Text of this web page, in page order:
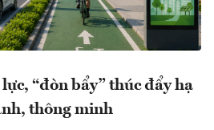
“đòn bẩy” thúc đẩy hạ
thông minh